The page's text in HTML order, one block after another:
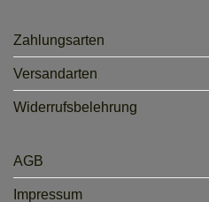
Zahlungsarten
Versandarten
Widerrufsbelehrung
AGB
Impressum